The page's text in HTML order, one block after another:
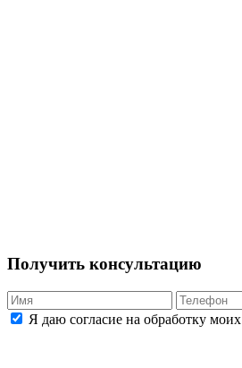
Получить консультацию
Я даю согласие на обработку моих